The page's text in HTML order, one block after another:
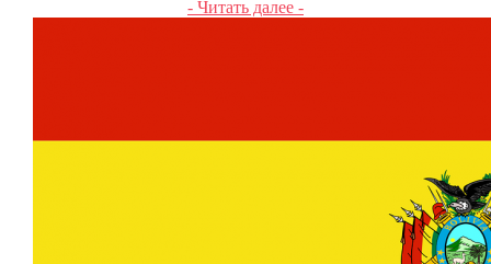
- Читать далее -